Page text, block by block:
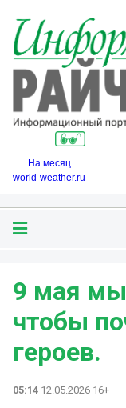
На месяц
world-weather.ru
9 мая мы
чтобы
героев.
05:14 12.05.2026 16+